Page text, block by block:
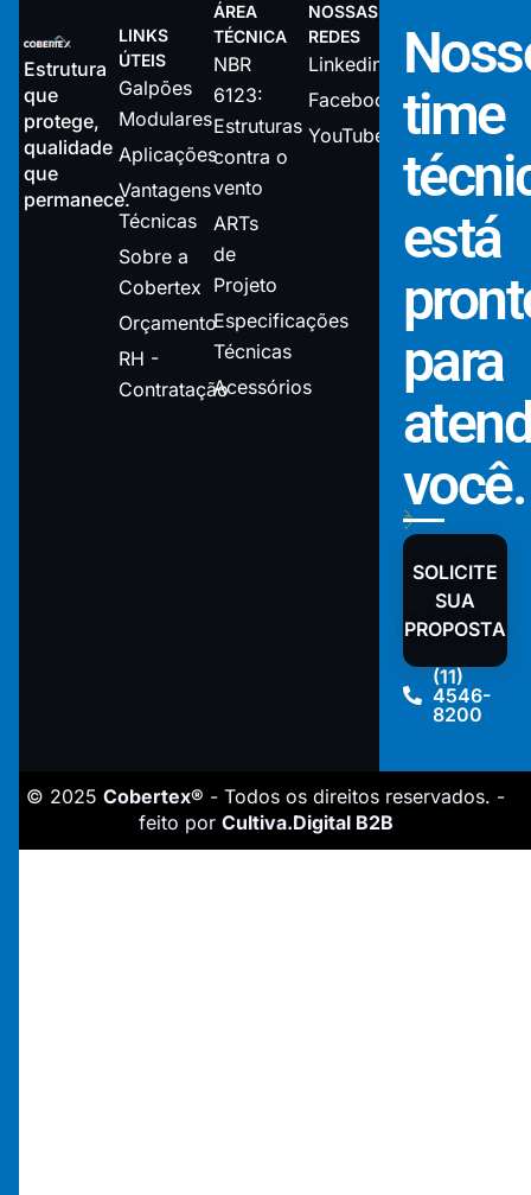
Estrutura
que
protege,
qualidade
que
permanece.
LINKS
ÚTEIS
Galpões
Modulares
Aplicações
Vantagens
Técnicas
Sobre a
Cobertex
Orçamento
RH -
Contratação
ÁREA
TÉCNICA
NBR
6123:
Estruturas
contra o
vento
ARTs
de
Projeto
Especificações
Técnicas
Acessórios
NOSSAS
REDES
Linkedin
Facebook
YouTube
time
está
para
você.
SOLICITE
SUA
PROPOSTA
(11)
4546-
8200
© 2025 Cobertex® - Todos os direitos reservados. -
feito por Cultiva.Digital B2B